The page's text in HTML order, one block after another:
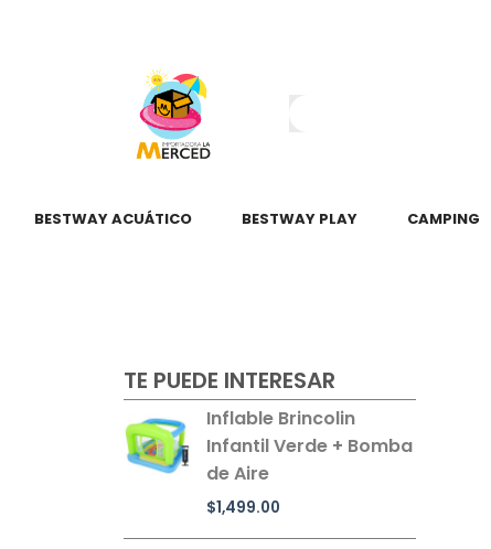
BESTWAY ACUÁTICO BESTWAY PLAY CAMPING
TE PUEDE INTERESAR
Inflable Brincolin
Infantil Verde + Bomba
de Aire
$1,499.00